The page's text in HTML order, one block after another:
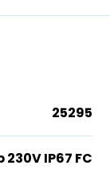
25295
IP67 FC